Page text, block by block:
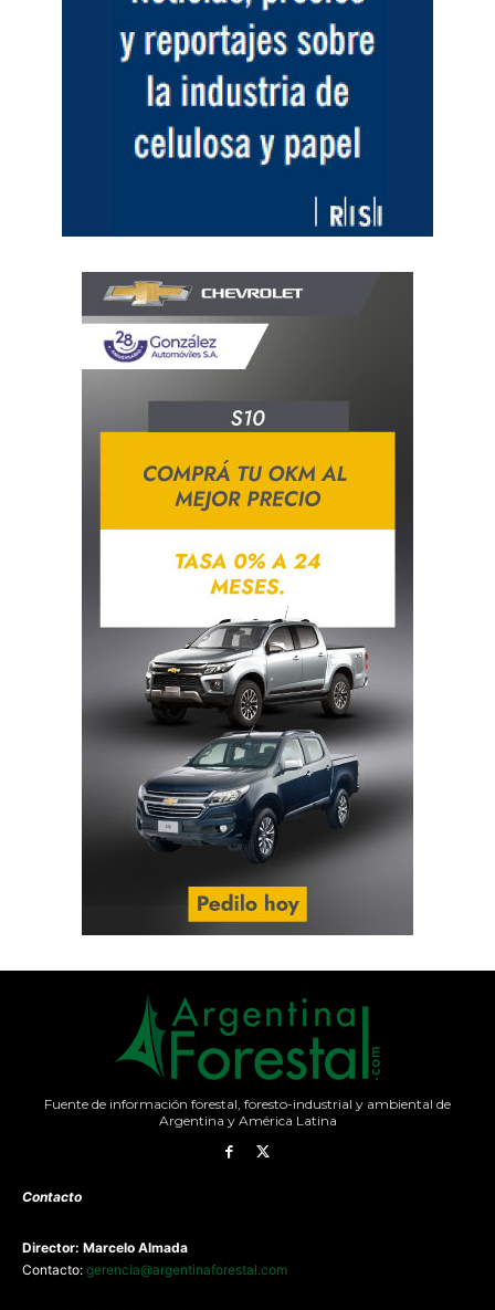
Fuente de información forestal, foresto-industrial y ambiental de
Argentina y América Latina
Contacto
Director: Marcelo Almada
Contacto: gerencia@argentinaforestal.com